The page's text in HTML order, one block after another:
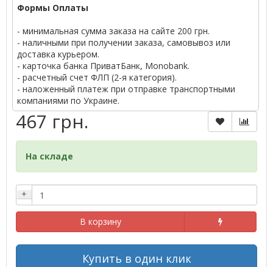
Формы Оплаты
- минимальная сумма заказа на сайте 200 грн.
- наличными при получении заказа, самовывоз или
доставка курьером.
- карточка банка ПриватБанк, Monobank.
- расчетный счет ФЛП (2-я категория).
- наложенный платеж при отправке транспортными
компаниями по Украине.
467 грн.
На складе
+
В корзину
Купить в один клик